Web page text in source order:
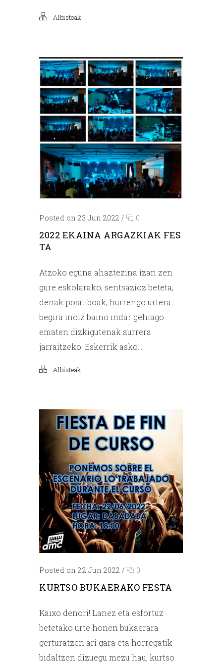
Albisteak
Posted on 23 Jun 2022 / 0
2022 EKAINA ARGAZKIAK FES
TA
Atzoko eguna ahaztezina izan zen
gure eskolarako, sentsazioz beteta,
denak positiboak, hurrengo urtera
begira inoiz baino indar gehiago
ematen dizkigutenak aurrera
jarraitzeko. Eskerrik asko...
Albisteak
Posted on 22 Jun 2022 / 0
KURTSO BUKAERAKO FESTA
Kaixo denori! Lanez eta esfortuz
betetako urte honen bukaerara
gerturatzen ari gara eta horregatik
bidaltzen dizuegu mezu hau, kurtso